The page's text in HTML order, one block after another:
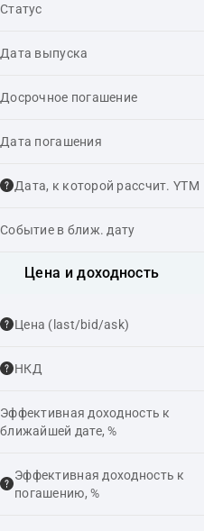
Статус
Дата выпуска
Досрочное погашение
Дата погашения
Дата, к которой рассчит. YTM
Событие в ближ. дату
Цена и доходность
Цена (last/bid/ask)
НКД
Эффективная доходность к
ближайшей дате, %
Эффективная доходность к
погашению, %